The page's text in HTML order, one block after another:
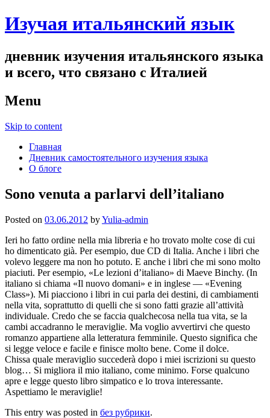
Изучая итальянский язык
дневник изучения итальянского языка
и всего, что связано с Италией
Menu
Skip to content
Главная
Дневник самостоятельного изучения языка
О блоге
Sono venuta a parlarvi dell’italiano
Posted on 03.06.2012 byYulia-admin
Ieri ho fatto ordine nella mia libreria e ho trovato molte cose di cui
ho dimenticato già. Per esempio, due CD di Italia. Anche i libri che
volevo leggere ma non ho potuto. E anche i libri che mi sono molto
piaciuti. Per esempio, «Le lezioni d’italiano» di Maeve Binchy. (In
italiano si chiama «Il nuovo domani» e in inglese — «Evening
Class»). Mi piacciono i libri in cui parla dei destini, di cambiamenti
nella vita, soprattutto di quelli che si sono fatti grazie all’attività
individuale. Credo che se faccia qualchecosa nella tua vita, se la
cambi accadranno le meraviglie. Ma voglio avvertirvi che questo
romanzo appartiene alla letteratura femminile. Questo significa che
si legge veloce e facile e finisce molto bene. Come il dolce.
Chissa quale meraviglio succederà dopo i miei iscrizioni su questo
blog… Si migliora il mio italiano, come minimo. Forse qualcuno
apre e legge questo libro simpatico e lo trova interessante.
Aspettiamo le meraviglie!
This entry was posted in без рубрики.